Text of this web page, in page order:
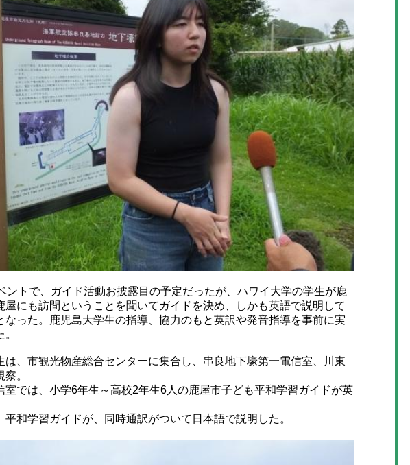
トで、ガイド活動お披露目の予定だったが、ハワイ大学の学生が鹿
屋にも訪問ということを聞いてガイドを決め、しかも英語で説明して
なった。鹿児島大学生の指導、協力のもと英訳や発音指導を事前に実
、市観光物産総合センターに集合し、串良地下壕第一電信室、川東
。
では、小学6年生～高校2年生6人の鹿屋市子ども平和学習ガイドが英
和学習ガイドが、同時通訳がついて日本語で説明した。